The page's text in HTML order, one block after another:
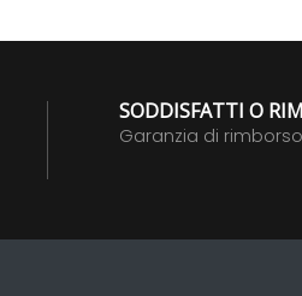
SODDISFATTI O
Garanzia di